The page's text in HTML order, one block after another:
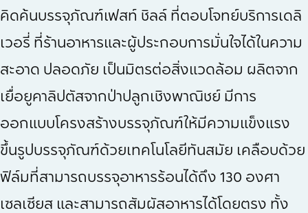
คิดค้นบรรจุภัณฑ์เฟสท์ ชิลล์ ที่ตอบโจทย์บริการเดลิ
เวอรี่ ที่ร้านอาหารและผู้ประกอบการมั่นใจได้ในความ
สะอาด ปลอดภัย เป็นมิตรต่อสิ่งแวดล้อม ผลิตจาก
เยื่อยูคาลิปตัสจากป่าปลูกเชิงพาณิชย์ มีการ
ออกแบบโครงสร้างบรรจุภัณฑ์ให้มีความแข็งแรง
ขึ้นรูปบรรจุภัณฑ์ด้วยเทคโนโลยีทันสมัย เคลือบด้วย
ฟิล์มที่สามารถบรรจุอาหารร้อนได้ถึง 130 องศา
เซลเซียส และสามารถสัมผัสอาหารได้โดยตรง ทั้ง